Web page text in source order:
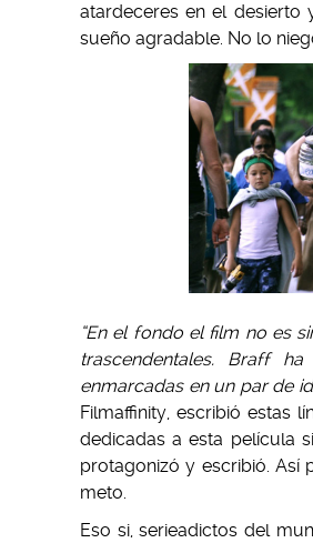
atardeceres en el
sueño agradable. No lo
“En el fondo el film no es
trascendentales. Braff
enmarcadas en un par de
Filmaffinity, escribió estas
dedicadas a esta película
protagonizó y escribió. Así
meto.
Eso si, serieadictos del